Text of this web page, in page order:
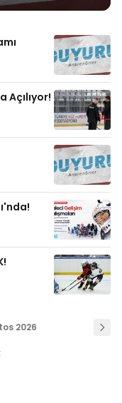
Açılıyor!
2026